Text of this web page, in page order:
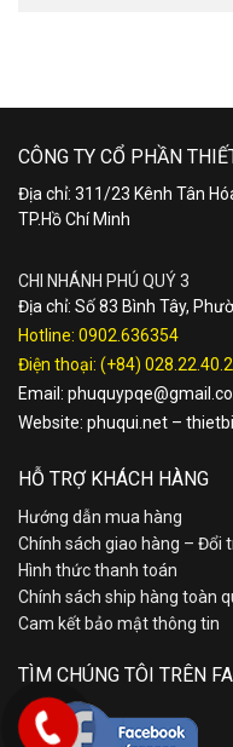
CÔNG TY CỔ PHẦN
Địa chỉ: 311/23 Kênh Tân
TP.Hồ Chí Minh
CHI NHÁNH PHÚ QUÝ 3
Địa chỉ: Số 83 Bình Tây,
Hotline: 0902.636354
Điện thoại: (+84)
Email:
Website: phuqui.net –
HỖ TRỢ KHÁCH HÀNG
Hướng dẫn mua hàng
Chính sách giao hàng – Đổi
Hình thức thanh toán
Chính sách ship hàng toàn
Cam kết bảo mật thông tin
TÌM CHÚNG TÔI TRÊN